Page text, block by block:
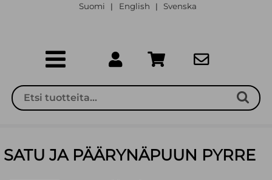
Suomi | English | Svenska
SATU JA PÄÄRYNÄPUUN PYRRE